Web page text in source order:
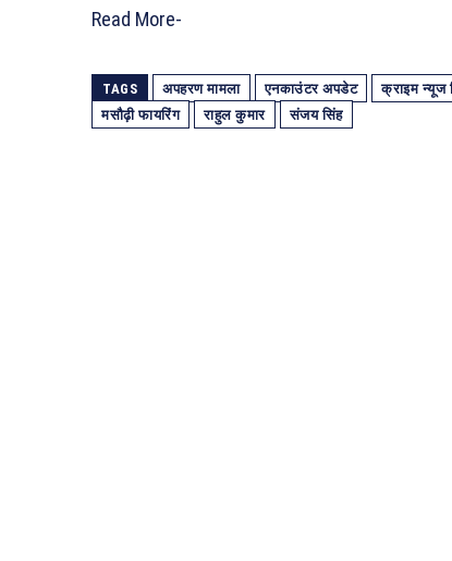
Read More-
TAGS अपहरण मामला एनकाउंटर अपडेट क्राइम न्यूज
मसौढ़ी फायरिंग
राहुल कुमार संजय सिंह